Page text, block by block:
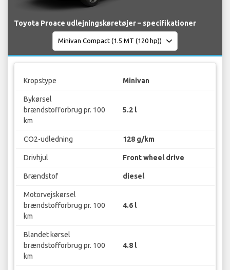
Toyota Proace udlejningskøretøjer – specifikationer
Kropstype Minivan
Bykørsel
brændstofforbrug pr. 100
km
5.2 l
CO2-udledning 128 g/km
Drivhjul Front wheel drive
Brændstof diesel
Motorvejskørsel
brændstofforbrug pr. 100
km
4.6 l
Blandet kørsel
brændstofforbrug pr. 100
km
4.8 l